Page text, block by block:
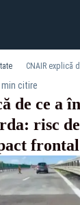
min citire
de ce a
risc
frontal